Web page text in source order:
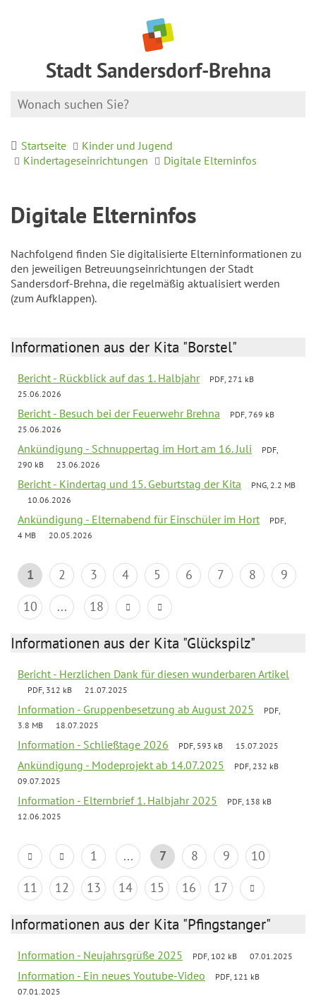
Stadt Sandersdorf-Brehna
Startseite
Kinder und Jugend
Kindertageseinrichtungen
Digitale Elterninfos
Digitale Elterninfos
Nachfolgend finden Sie digitalisierte Elterninformationen zu
den jeweiligen Betreuungseinrichtungen der Stadt
Sandersdorf-Brehna, die regelmäßig aktualisiert werden
(zum Aufklappen).
Informationen aus der Kita "Borstel"
Bericht - Rückblick auf das 1. Halbjahr
PDF, 271 kB
25.06.2026
Bericht - Besuch bei der Feuerwehr Brehna
PDF, 769 kB
25.06.2026
Ankündigung - Schnuppertag im Hort am 16. Juli
PDF,
290 kB
23.06.2026
Bericht - Kindertag und 15. Geburtstag der Kita
PNG, 2.2 MB
10.06.2026
Ankündigung - Elternabend für Einschüler im Hort
PDF,
4 MB
20.05.2026
1 2 3 4 5 6 7 8
9
10
... 18
Informationen aus der Kita "Glückspilz"
Bericht - Herzlichen Dank für diesen wunderbaren Artikel
PDF, 312 kB 21.07.2025
Information - Gruppenbesetzung ab August 2025
PDF,
3.8 MB
18.07.2025
Information - Schließtage 2026 PDF, 593 kB 15.07.2025
Ankündigung - Modeprojekt ab 14.07.2025
PDF, 232 kB
09.07.2025
Information - Elternbrief 1. Halbjahr 2025
PDF, 138 kB
12.06.2025
1 ... 7 8 9
10
11
12 13 14 15 16 17
Informationen aus der Kita "Pfingstanger"
Information - Neujahrsgrüße 2025 PDF, 102 kB 07.01.2025
Information - Ein neues Youtube-Video
PDF, 121 kB
07.01.2025